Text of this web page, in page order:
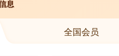
息
全国会员